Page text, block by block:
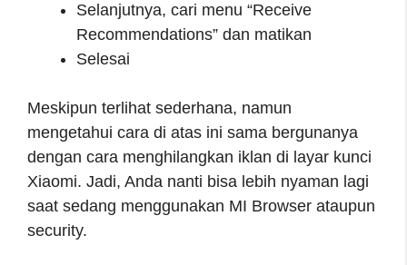
Selanjutnya, cari menu “Receive
Recommendations” dan matikan
Selesai
Meskipun terlihat sederhana, namun
mengetahui cara di atas ini sama bergunanya
dengan cara menghilangkan iklan di layar kunci
Xiaomi. Jadi, Anda nanti bisa lebih nyaman lagi
saat sedang menggunakan MI Browser ataupun
security.